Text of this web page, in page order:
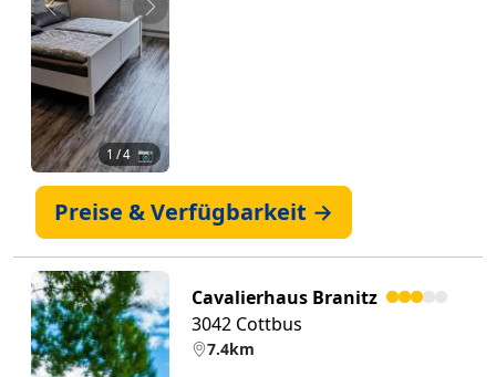
Zurück Weiter
1 / 4 📷
Preise & Verfügbarkeit →
Cavalierhaus Branitz
3042 Cottbus
7.4km